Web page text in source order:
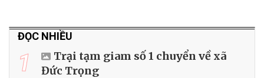
ĐỌC NHIỀU
1
Trại tạm giam số 1 chuyển về xã
Đức Trọng